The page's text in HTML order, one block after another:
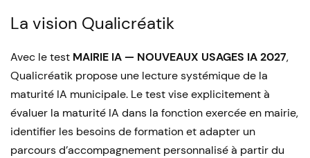
La vision Qualicréatik
Avec le test MAIRIE IA — NOUVEAUX USAGES IA 2027,
Qualicréatik propose une lecture systémique de la
maturité IA municipale. Le test vise explicitement à
évaluer la maturité IA dans la fonction exercée en mairie,
identifier les besoins de formation et adapter un
parcours d’accompagnement personnalisé à partir du